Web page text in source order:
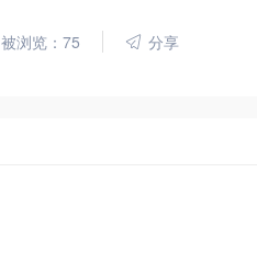
被浏览：75 分享